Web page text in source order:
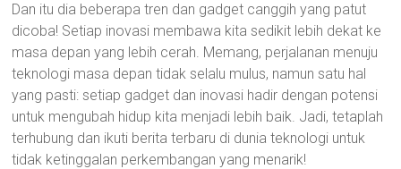
Dan itu dia beberapa tren dan gadget canggih yang patut
dicoba! Setiap inovasi membawa kita sedikit lebih dekat ke
masa depan yang lebih cerah. Memang, perjalanan menuju
teknologi masa depan tidak selalu mulus, namun satu hal
yang pasti: setiap gadget dan inovasi hadir dengan potensi
untuk mengubah hidup kita menjadi lebih baik. Jadi, tetaplah
terhubung dan ikuti berita terbaru di dunia teknologi untuk
tidak ketinggalan perkembangan yang menarik!